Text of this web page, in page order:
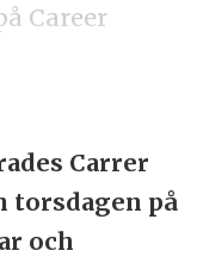
Career
Carrer
torsdagen på
och